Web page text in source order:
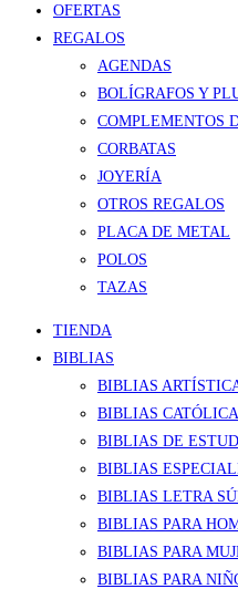
OFERTAS
REGALOS
AGENDAS
BOLÍGRAFOS Y
COMPLEMENTOS
CORBATAS
JOYERÍA
OTROS REGALOS
PLACA DE METAL
POLOS
TAZAS
TIENDA
BIBLIAS
BIBLIAS
BIBLIAS
BIBLIAS DE
BIBLIAS
BIBLIAS LETRA
BIBLIAS PARA
BIBLIAS PARA
BIBLIAS PARA